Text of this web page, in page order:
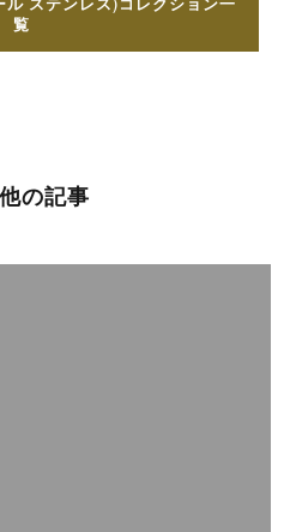
ル ステンレス)コレクション一
覧
の記事